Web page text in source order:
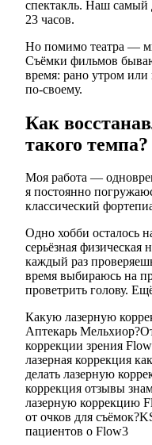
спектакль. Наш самый
23 часов.
Но помимо театра —
Съёмки фильмов
время: рано утром
по-своему.
Как
такого темпа?
Моя работа —
я постоянно
классический
Одно хобби осталось
серьёзная физическая
каждый раз
время выбираюсь на
проветрить голову.
Какую лазерную
Аптекарь Мельхиор?
коррекции зрения
лазерная коррекция
делать лазерную
коррекция отзывы
лазерную коррекцию
от очков для съёмок?
пациентов о Flow3